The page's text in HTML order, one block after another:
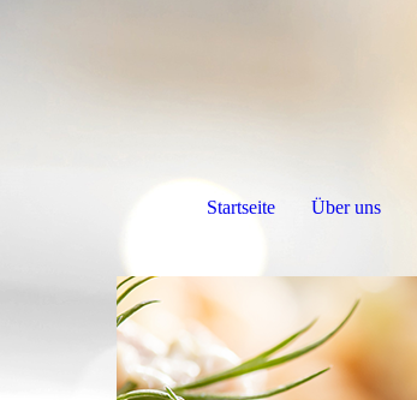
Startseite Über uns